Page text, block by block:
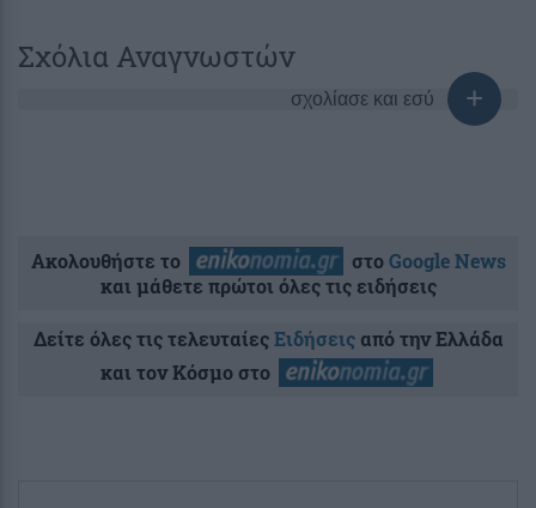
Σχόλια Αναγνωστών
σχολίασε και εσύ
Ακολουθήστε το στοGoogle News
και μάθετε πρώτοι όλες τις ειδήσεις
Δείτε όλες τις τελευταίεςΕιδήσειςαπό την Ελλάδα
και τον Κόσμο στο